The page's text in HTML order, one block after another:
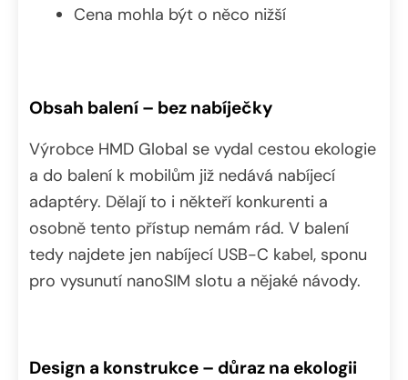
Cena mohla být o něco nižší
Obsah balení – bez nabíječky
Výrobce HMD Global se vydal cestou ekologie
a do balení k mobilům již nedává nabíjecí
adaptéry. Dělají to i někteří konkurenti a
osobně tento přístup nemám rád. V balení
tedy najdete jen nabíjecí USB-C kabel, sponu
pro vysunutí nanoSIM slotu a nějaké návody.
Design a konstrukce – důraz na ekologii